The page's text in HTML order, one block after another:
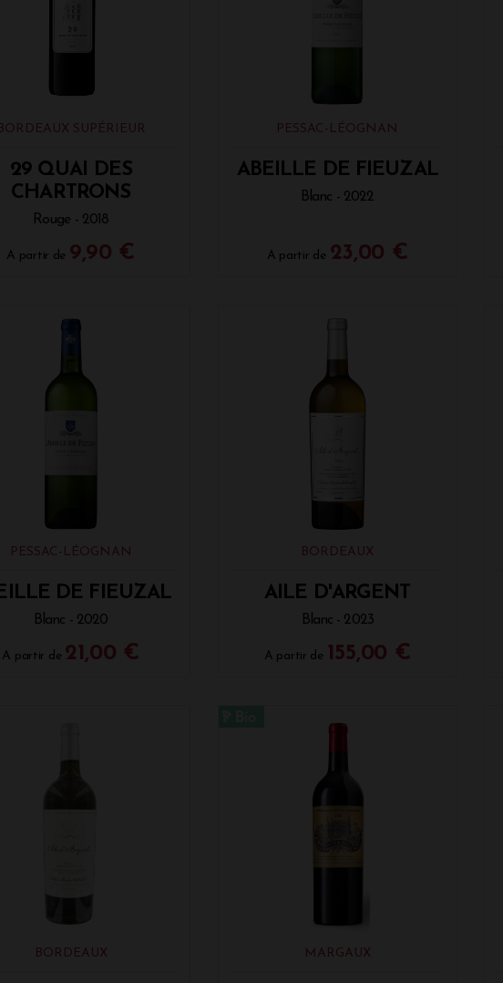
SUPÉRIEUR
29 QUAI DES
CHARTRONS
Rouge - 2018
A partir de 9,90 €
PESSAC-LÉOGNAN
ABEILLE DE FIEUZAL
Blanc - 2022
A partir de 23,00 €
PESSAC-LÉOGNAN
DE FIEUZAL
Blanc - 2020
A partir de 21,00 €
BORDEAUX
AILE D'ARGENT
Blanc - 2023
A partir de 155,00 €
BORDEAUX MARGAUX